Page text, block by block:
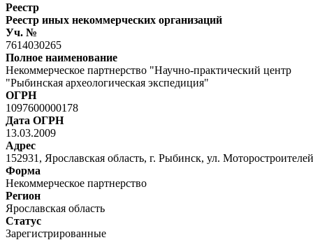
Реестр
Реестр иных некоммерческих организаций
Уч. №
7614030265
Полное наименование
Некоммерческое партнерство "Научно-практический центр
"Рыбинская археологическая экспедиция"
ОГРН
1097600000178
Дата ОГРН
13.03.2009
Адрес
152931, Ярославская область, г. Рыбинск, ул.
Форма
Некоммерческое партнерство
Регион
Ярославская область
Статус
Зарегистрированные